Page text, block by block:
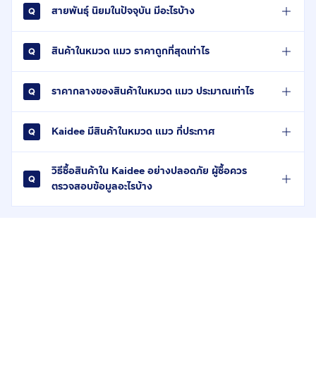
สายพันธุ์ นิยมในปัจจุบัน มีอะไรบ้าง
สินค้าในหมวด แมว ราคาถูกที่สุดเท่าไร
ราคากลางของสินค้าในหมวด แมว ประมาณเท่าไร
Kaidee มีสินค้าในหมวด แมว กี่ประกาศ
วิธีซื้อสินค้าใน Kaidee อย่างปลอดภัย ผู้ซื้อควร
ตรวจสอบข้อมูลอะไรบ้าง